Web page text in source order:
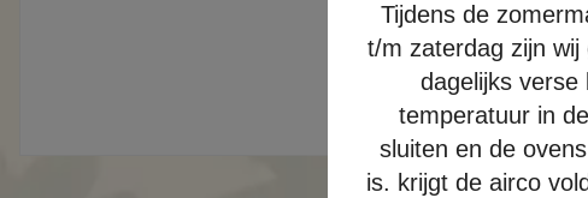
Tijdens de
t/m zaterdag zijn
dagelijks verse
temperatuur in
sluiten en de
is. krijgt de airco